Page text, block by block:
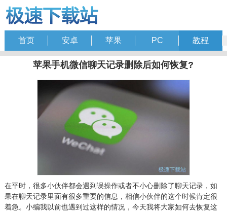
首页 安卓 苹果 PC 教程
苹果手机微信聊天记录删除后如何恢复?
在平时，很多小伙伴都会遇到误操作或者不小心删除了聊天记录，如
果在聊天记录里面有很多重要的信息，相信小伙伴的这个时候肯定很
着急。小编我以前也遇到过这样的情况，今天我将大家如何去恢复这